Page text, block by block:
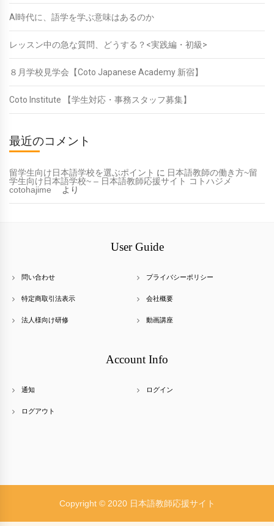
AI時代に、語学を学ぶ意味はあるのか
レッスン中の急な質問、どうする？<実践編・初級>
８月学校見学会【Coto Japanese Academy 新宿】
Coto Institute 【学生対応・事務スタッフ募集】
最近のコメント
留学生向け日本語学校を選ぶポイント に 日本語教師の働き方~留
学生向け日本語学校~ – 日本語教師応援サイト コトハジメ
cotohajime
より
User Guide
問い合わせ プライバシーポリシー
特定商取引法表示 会社概要
法人様向け研修 動画講座
Account Info
通知 ログイン
ログアウト
Copyright © 2020 日本語教師応援サイト